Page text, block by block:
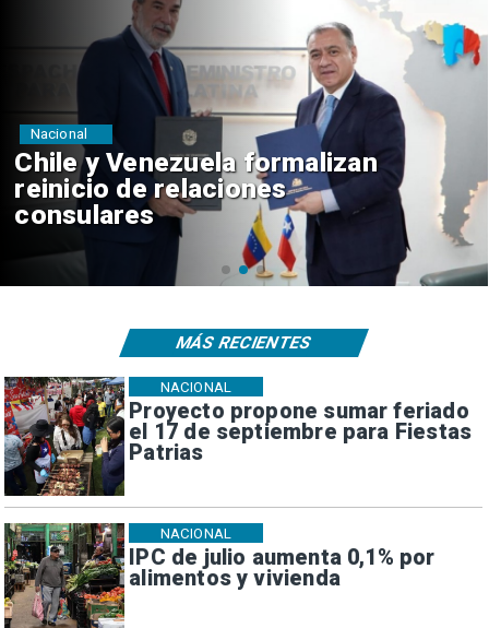
Feriantes rechazan dichos de
Camila Flores sobre Fabiola
Campillai
Nacional
Proyecto propone sumar feriado
el 17 de septiembre para Fiestas
Patrias
NACIONAL
IPC de julio aumenta 0,1% por
alimentos y vivienda
NACIONAL
MÁS RECIENTES